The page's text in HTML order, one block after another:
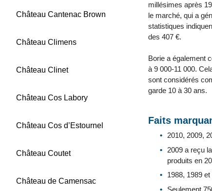
Château Cantenac Brown
Château Climens
Château Clinet
Château Cos Labory
Château Cos d’Estournel
Château Coutet
Château de Camensac
millésimes après
le marché, qui a
statistiques
des 407 €.
Borie a également
à 9 000-11 000.
sont considérés
garde 10 à 30 ans.
Faits
2010, 2009,
2009 a reçu
produits en
1988, 1989
Seulement